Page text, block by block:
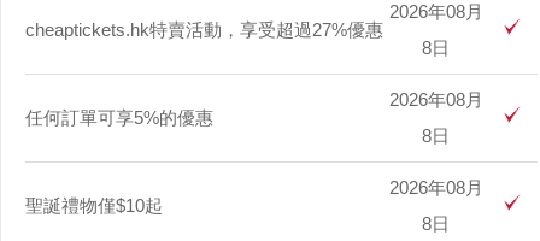
cheaptickets.hk特賣活動，享受超過27%優惠
2026年08月
8日
任何訂單可享5%的優惠
2026年08月
8日
聖誕禮物僅$10起
2026年08月
8日